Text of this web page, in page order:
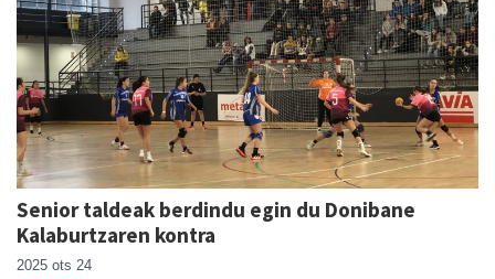
Senior taldeak berdindu egin du Donibane
Kalaburtzaren kontra
2025 ots 24